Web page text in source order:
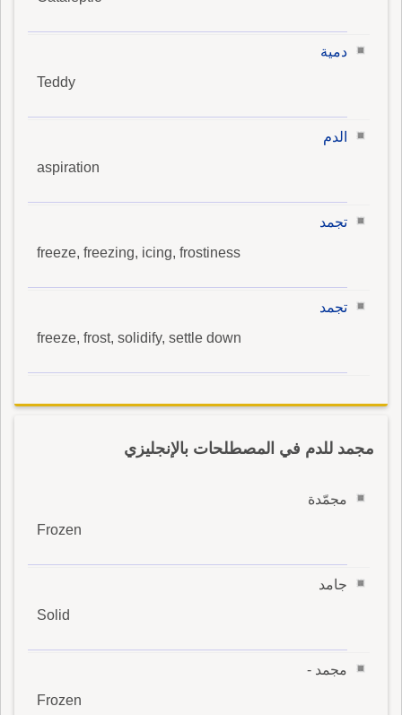
دمية
Teddy
الدم
aspiration
تجمد
freeze, freezing, icing, frostiness
تجمد
freeze, frost, solidify, settle down
مجمد للدم في المصطلحات بالإنجليزي
مجمّدة
Frozen
جامد
Solid
مجمد -
Frozen